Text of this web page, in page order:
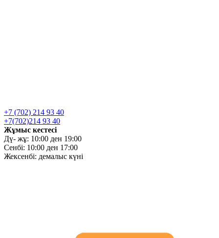
+7 (702) 214 93 40
+7(702)214 93 40
Жұмыс кестесі
Дү- жұ: 10:00 ден 19:00
Сенбі: 10:00 ден 17:00
Жексенбі: демалыс күні